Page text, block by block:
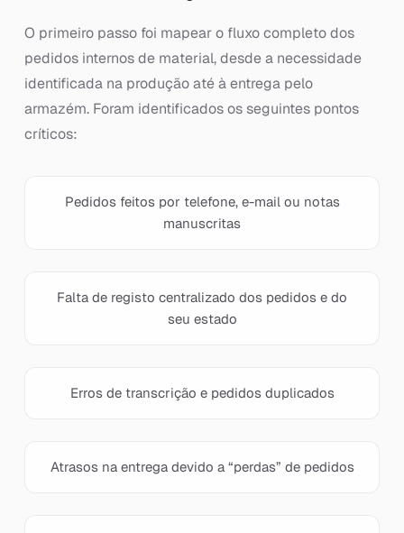
O primeiro passo foi mapear o fluxo completo dos
pedidos internos de material, desde a necessidade
identificada na produção até à entrega pelo
armazém. Foram identificados os seguintes pontos
críticos:
Pedidos feitos por telefone, e-mail ou notas
manuscritas
Falta de registo centralizado dos pedidos e do
seu estado
Erros de transcrição e pedidos duplicados
Atrasos na entrega devido a “perdas” de pedidos